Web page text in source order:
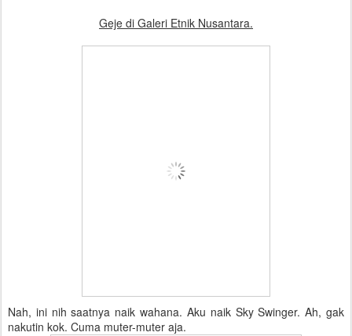
Geje di Galeri Etnik Nusantara.
Nah, ini nih saatnya naik wahana. Aku naik Sky Swinger. Ah, gak
nakutin kok. Cuma muter-muter aja.